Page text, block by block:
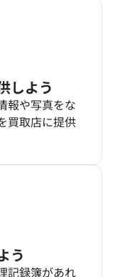
しよう
報や写真をな
買取店に提供
う
記録簿があれ